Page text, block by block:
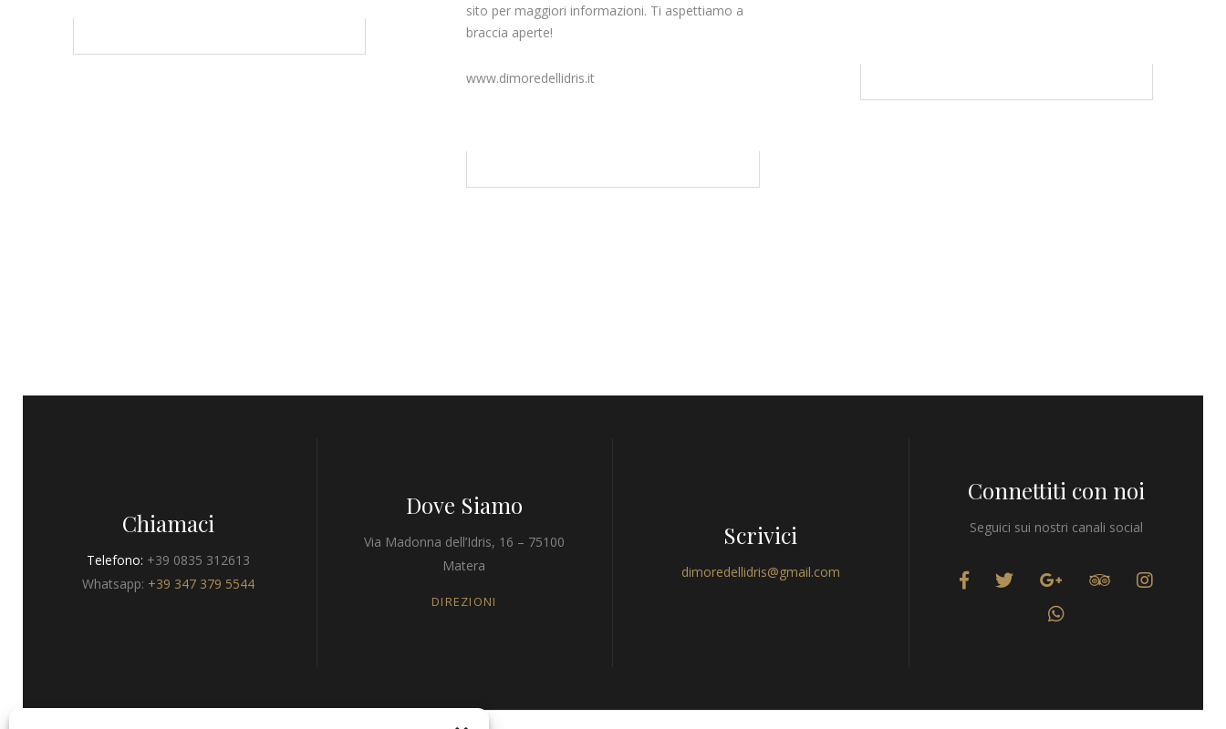
sito per maggiori informazioni. Ti aspettiamo a
braccia aperte!
www.dimoredellidris.it
Chiamaci
Telefono: +39 0835 312613
Whatsapp: +39 347 379 5544
Dove Siamo
Via Madonna dell’Idris, 16 – 75100
Matera
DIREZIONI
Scrivici
dimoredellidris@gmail.com
Connettiti con noi
Seguici sui nostri canali social